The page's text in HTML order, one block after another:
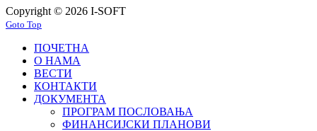
Copyright © 2026 I-SOFT
Goto Top
ПОЧЕТНА
О НАМА
ВЕСТИ
КОНТАКТИ
ДОКУМЕНТА
ПРОГРАМ ПОСЛОВАЊА
ФИНАНСИЈСКИ ПЛАНОВИ